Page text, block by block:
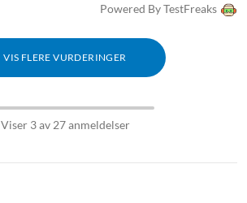
Powered By TestFreaks
VIS FLERE VURDERINGER
Viser 3 av 27 anmeldelser